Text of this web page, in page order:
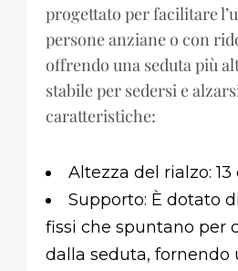
progettato per facilitare
persone anziane o con
offrendo una seduta più
stabile per sedersi e
caratteristiche:
Altezza del rialzo: 13
Supporto: È dotato
fissi che spuntano per
dalla seduta, fornendo